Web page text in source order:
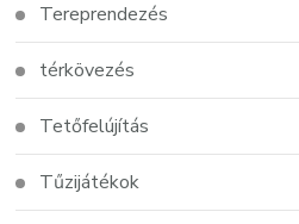
Tereprendezés
térkövezés
Tetőfelújítás
Tűzijátékok